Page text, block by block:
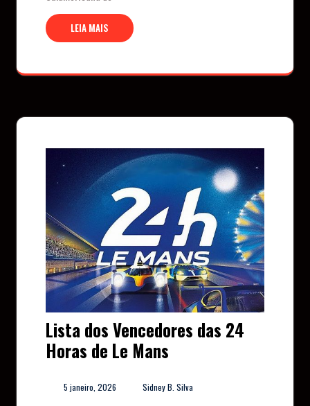
LEIA MAIS
Lista dos Vencedores das 24
Horas de Le Mans
5 janeiro, 2026 Sidney B. Silva